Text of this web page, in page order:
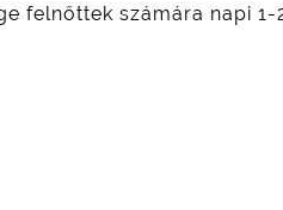
felnőttek számára napi 1-